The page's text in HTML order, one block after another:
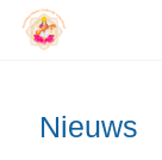
Nieuws